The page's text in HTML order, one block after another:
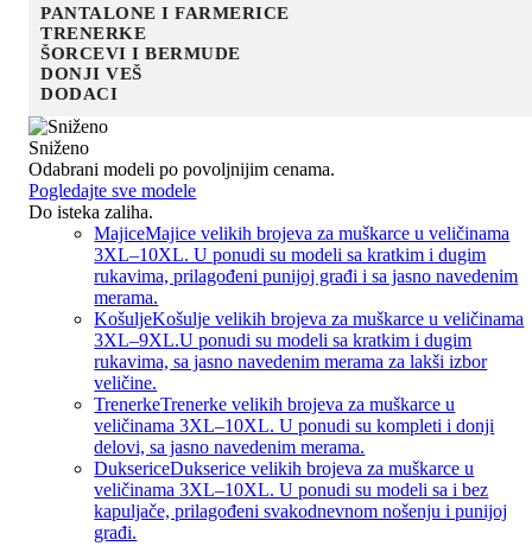
PANTALONE I FARMERICE
TRENERKE
ŠORCEVI I BERMUDE
DONJI VEŠ
DODACI
Sniženo
Odabrani modeli po povoljnijim cenama.
Pogledajte sve modele
Do isteka zaliha.
MajiceMajice velikih brojeva za muškarce u veličinama
3XL–10XL. U ponudi su modeli sa kratkim i dugim
rukavima, prilagođeni punijoj građi i sa jasno navedenim
merama.
KošuljeKošulje velikih brojeva za muškarce u veličinama
3XL–9XL.U ponudi su modeli sa kratkim i dugim
rukavima, sa jasno navedenim merama za lakši izbor
veličine.
TrenerkeTrenerke velikih brojeva za muškarce u
veličinama 3XL–10XL. U ponudi su kompleti i donji
delovi, sa jasno navedenim merama.
DuksericeDukserice velikih brojeva za muškarce u
veličinama 3XL–10XL. U ponudi su modeli sa i bez
kapuljače, prilagođeni svakodnevnom nošenju i punijoj
građi.